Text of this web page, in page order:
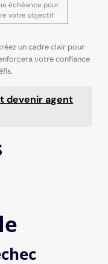
échéance pour
votre objectif
un cadre clair pour
votre confiance
devenir agent